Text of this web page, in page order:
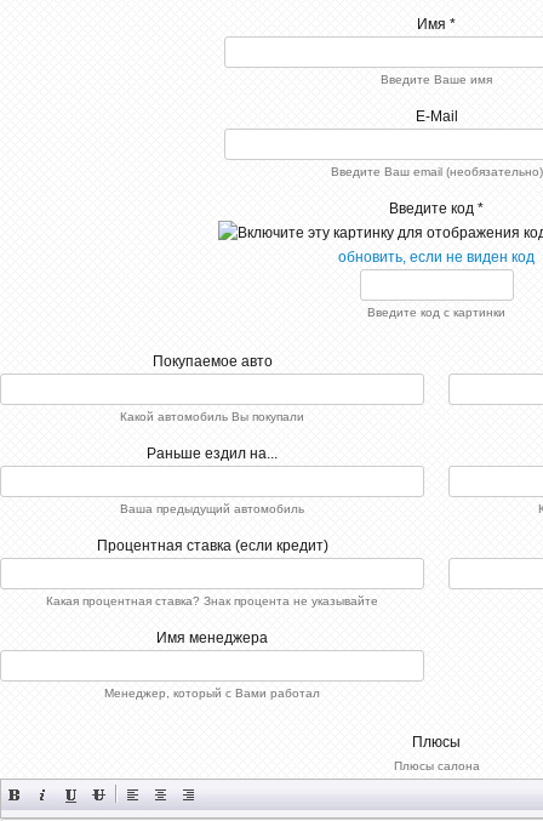
Имя *
Введите Ваше имя
E-Mail
Введите Ваш email (необязательно)
Введите код *
обновить, если не виден код
Введите код с картинки
Покупаемое авто
Какой автомобиль Вы покупали
Раньше ездил на...
Ваша предыдущий автомобиль
Процентная ставка (если кредит)
Какая процентная ставка? Знак процента не указывайте
Имя менеджера
Менеджер, который с Вами работал
Плюсы
Плюсы салона